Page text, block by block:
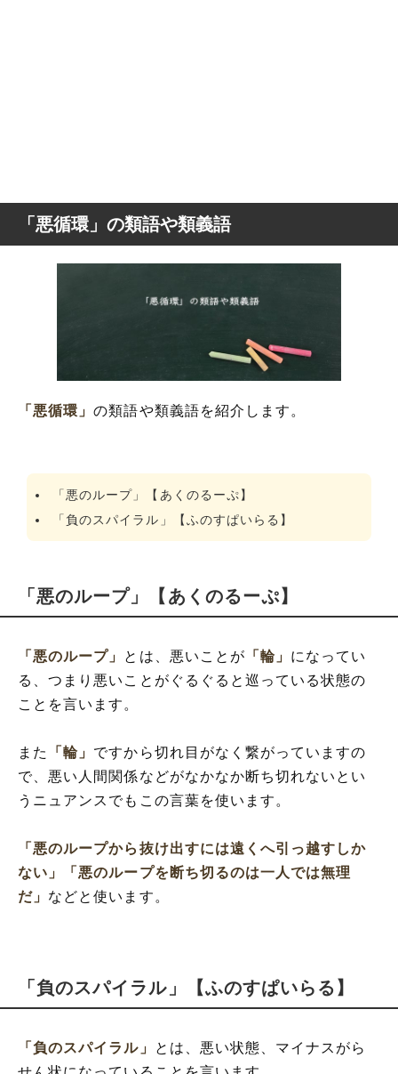
「悪循環」の類語や類義語
「悪循環」の類語や類義語を紹介します。
「悪のループ」【あくのるーぷ】
「負のスパイラル」【ふのすぱいらる】
「悪のループ」【あくのるーぷ】
「悪のループ」 とは、悪いことが 「輪」 になってい
る、つまり悪いことがぐるぐると巡っている状態の
ことを言います。
また 「輪」 ですから切れ目がなく繋がっていますの
で、悪い人間関係などがなかなか断ち切れないとい
うニュアンスでもこの言葉を使います。
「悪のループから抜け出すには遠くへ引っ越すしか
ない」
「悪のループを断ち切るのは一人では無理
だ」 などと使います。
「負のスパイラル」【ふのすぱいらる】
「負のスパイラル」
とは、悪い状態、マイナスがら